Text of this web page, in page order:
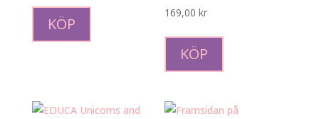
KÖP
169,00kr
KÖP